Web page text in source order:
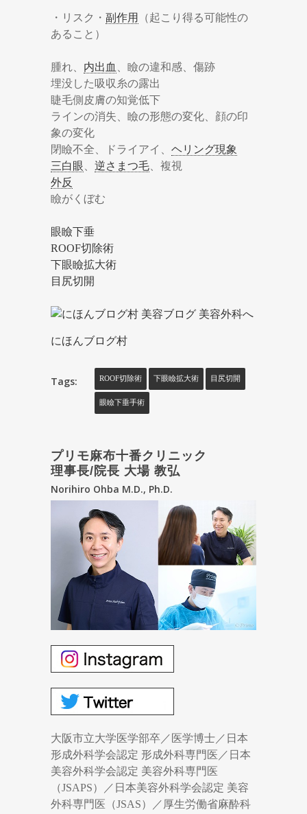
・リスク・ 副作用
（起こり得る可能性の
あること）
腫れ、 内出血
、瞼の違和感、傷跡
埋没した吸収糸の露出
睫毛側皮膚の知覚低下
ラインの消失、瞼の形態の変化、顔の印
象の変化
閉瞼不全、ドライアイ、 ヘリング現象
三白眼
逆さまつ毛 、複視
外反
瞼がくぼむ
眼瞼下垂
ROOF切除術
下眼瞼拡大術
目尻切開
にほんブログ村
Tags: ROOF切除術 下眼瞼拡大術 目尻切開
眼瞼下垂手術
プリモ麻布十番クリニック
理事長/院長 大場 教弘
Norihiro Ohba M.D., Ph.D.
大阪市立大学医学部卒／医学博士／日本
形成外科学会認定 形成外科専門医／日本
美容外科学会認定 美容外科専門医
（JSAPS）／日本美容外科学会認定 美容
外科専門医（JSAS）／厚生労働省麻酔科